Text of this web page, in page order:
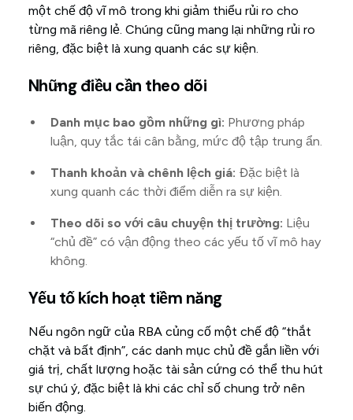
một chế độ vĩ mô trong khi giảm thiểu rủi ro cho
từng mã riêng lẻ. Chúng cũng mang lại những rủi ro
riêng, đặc biệt là xung quanh các sự kiện.
Những điều cần theo dõi
Danh mục bao gồm những gì: Phương pháp
luận, quy tắc tái cân bằng, mức độ tập trung ẩn.
Thanh khoản và chênh lệch giá: Đặc biệt là
xung quanh các thời điểm diễn ra sự kiện.
Theo dõi so với câu chuyện thị trường: Liệu
“chủ đề” có vận động theo các yếu tố vĩ mô hay
không.
Yếu tố kích hoạt tiềm năng
Nếu ngôn ngữ của RBA củng cố một chế độ “thắt
chặt và bất định”, các danh mục chủ đề gắn liền với
giá trị, chất lượng hoặc tài sản cứng có thể thu hút
sự chú ý, đặc biệt là khi các chỉ số chung trở nên
biến động.